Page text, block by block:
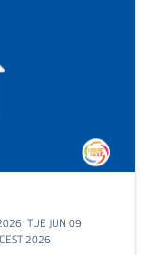
TUE JUN 09
2026